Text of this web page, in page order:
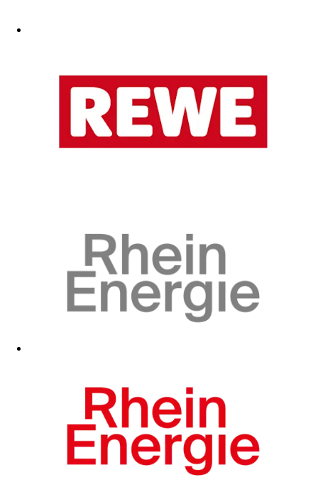
Zum Fanshop